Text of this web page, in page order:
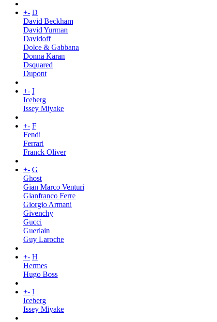
+- D
David Beckham
David Yurman
Davidoff
Dolce & Gabbana
Donna Karan
Dsquared
Dupont
+- I
Iceberg
Issey Miyake
+- F
Fendi
Ferrari
Franck Oliver
+- G
Ghost
Gian Marco Venturi
Gianfranco Ferre
Giorgio Armani
Givenchy
Gucci
Guerlain
Guy Laroche
+- H
Hermes
Hugo Boss
+- I
Iceberg
Issey Miyake